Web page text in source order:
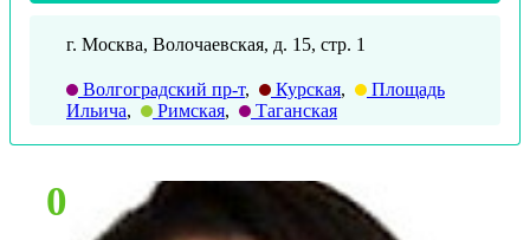
г. Москва, Волочаевская, д. 15, стр. 1
Волгоградский пр-т, Курская,
Площадь
Ильича, Римская, Таганская
0